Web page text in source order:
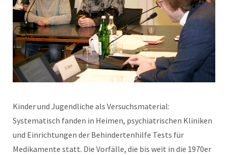
Kinder und Jugendliche als Versuchsmaterial:
Systematisch fanden in Heimen, psychiatrischen Kliniken
und Einrichtungen der Behindertenhilfe Tests für
Medikamente statt. Die Vorfälle, die bis weit in die 1970er